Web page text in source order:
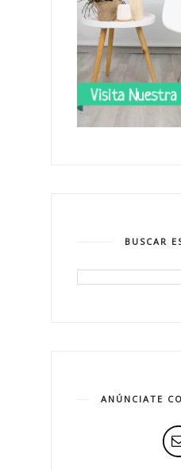
BUSCAR
ANÚNCIATE